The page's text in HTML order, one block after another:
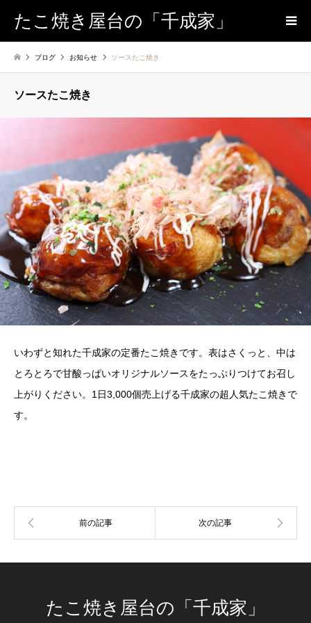
たこ焼き屋台の「千成家」
ブログ お知らせ ソースたこ焼き
ソースたこ焼き
いわずと知れた千成家の定番たこ焼きです。表はさくっと、中は
とろとろで甘酸っぱいオリジナルソースをたっぷりつけてお召し
上がりください。1日3,000個売上げる千成家の超人気たこ焼きで
す。
たこ焼き屋台の「千成家」